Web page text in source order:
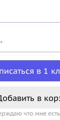
в 1
в
что мне есть